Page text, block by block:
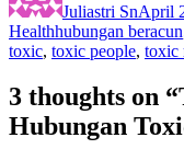
Juliastri SnApril
HealthTags
hubungan beracun
toxic, toxic people, toxic
3 thoughts on
Hubungan